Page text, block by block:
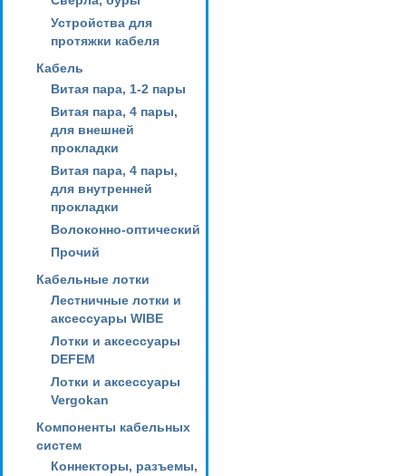
Устройства для
протяжки кабеля
Кабель
Витая пара, 1-2 пары
Витая пара, 4 пары,
для внешней
прокладки
Витая пара, 4 пары,
для внутренней
прокладки
Волоконно-оптический
Прочий
Кабельные лотки
Лестничные лотки и
аксессуары WIBE
Лотки и аксессуары
DEFEM
Лотки и аксессуары
Vergokan
Компоненты кабельных
систем
Коннекторы, разъемы,